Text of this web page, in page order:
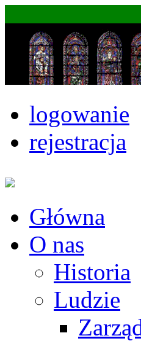
logowanie
rejestracja
Główna
O nas
Historia
Ludzie